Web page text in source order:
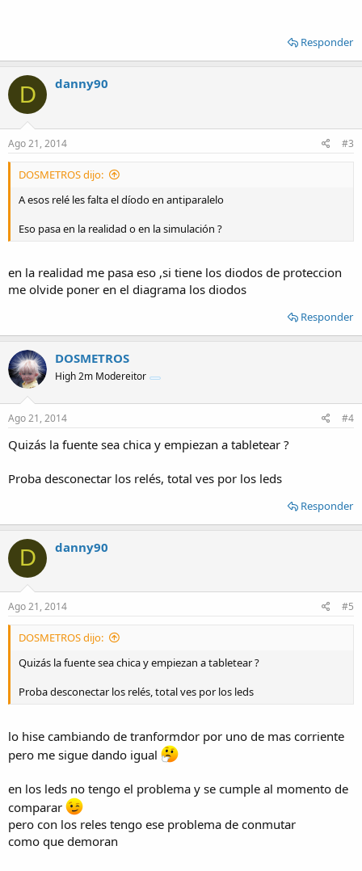
Responder
D danny90
Ago 21, 2014 #3
DOSMETROS dijo:
A esos relé les falta el díodo en antiparalelo
Eso pasa en la realidad o en la simulación ?
en la realidad me pasa eso ,si tiene los diodos de proteccion
me olvide poner en el diagrama los diodos
Responder
DOSMETROS
High 2m Modereitor
Ago 21, 2014 #4
Quizás la fuente sea chica y empiezan a tabletear ?
Proba desconectar los relés, total ves por los leds
Responder
D danny90
Ago 21, 2014 #5
DOSMETROS dijo:
Quizás la fuente sea chica y empiezan a tabletear ?
Proba desconectar los relés, total ves por los leds
lo hise cambiando de tranformdor por uno de mas corriente
pero me sigue dando igual
en los leds no tengo el problema y se cumple al momento de
comparar
pero con los reles tengo ese problema de conmutar
como que demoran